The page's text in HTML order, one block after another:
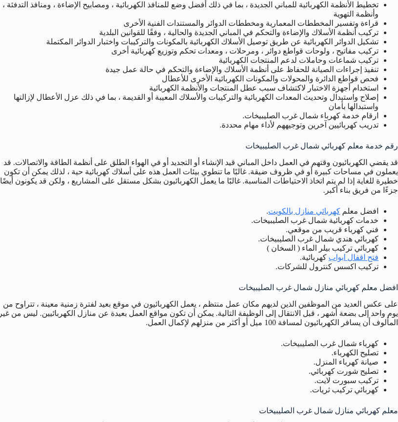
تخطيط الأنظمة الكهربائية للمباني الجديدة ، بما في ذلك أفضل وضع للمنافذ الكهربائية ، ومصابيح الإضاءة ، ومنافذ التدفئة ،
وأنظمة التهوية
قراءة وتفسير المخططات المعمارية ومخططات الدوائر والمستندات الفنية الأخرى
تركيب أنظمة الأسلاك والإضاءة والتحكم في المباني الجديدة والحالية ، وفقًا للقوانين البلدية
تشكيل الدوائر الكهربائية عن طريق توصيل الأسلاك الكهربائية بالمكونات والتركيبات واختبار الدوائر المكتملة
تركيب مفاتيح ، ولوحات قواطع دوائر ، ومرحلات ، ومعدات تحكم وتوزيع كهربائية أخرى
تركيب شماعات وحاملات لدعم المنتجات الكهربائية
تنفيذ إجراءات الصيانة للحفاظ على أنظمة الأسلاك والإضاءة والتحكم في حالة عمل جيدة
فحص قواطع الدائرة والمحولات والمكونات الكهربائية الأخرى للأعطال
استخدام أجهزة الاختبار لاكتشاف سبب عطل المنتجات والأنظمة الكهربائية
إصلاح واستبدال وتحديث المعدات الكهربائية والتركيبات والأسلاك المعيبة أو القديمة ، بما في ذلك عزل الأعطال لإزالتها
واستبدالها بأمان
ارقام خدمة كهرباء شمال غرب الصليبيخات.
تدريب كهربائيين آخرين وتوجيههم لأداء مهام محددة.
رقم خدمة معلم كهربائي شمال غرب الصليبيخات
قد يقضي الكهربائيون وقتهم في العمل داخل المباني قيد الإنشاء أو التجديد أو في الهواء الطلق على أنظمة الطاقة والاتصالات. قد
يعملون في مساحات كبيرة أو في ظروف ضيقة. غالبًا ما تنطوي بيئات العمل هذه على أسلاك كهربائية حية ، لذلك يمكن أن تكون
خطيرة للغاية إذا لم يتم اتخاذ الاحتياطات المناسبة. غالبًا ما يعمل الكهربائيون بشكل مستقل على المشاريع ، ولكن قد يكونون أيضًا
جزءًا من فريق بناء أكبر.
افضل معلم كهربائي منازل بالكويت.
خدمات كهربائية شمال غرب الصليبيخات.
فني كهرباء قريب من موقعي.
كهربائي هندي شمال غرب الصليبيخات.
كهربائي تركيب بيلر الماء ( السخان )
فتح اقفال ابواب كهربائية.
تركيب اكسس كنترول للشركات.
افضل معلم كهربائي منازل شمال غرب الصليبيخات
على عكس العديد من الموظفين الذين لديهم مكان عمل منتظم ، يعمل الكهربائيون في موقع بعيد لفترة زمنية معينة ، تتراوح من
يوم واحد إلى بضعة أشهر ، قبل الانتقال إلى الوظيفة التالية. يمكن أن تكون مواقع العمل بعيدة عن منازل الكهربائيين. ليس من غير
المألوف أن يسافر الكهربائيون لمسافة 100 ميل أو أكثر من منزلهم لإكمال العمل.
كهرباء شمال غرب الصليبيخات.
تصليح الكهرباء.
صيانة كهرباء المنزل.
تصليح شورت كهربائي.
تركيب سبورت لايت.
كهربائي تركيب ثريات.
معلم كهربائي منازل شمال غرب الصليبيخات